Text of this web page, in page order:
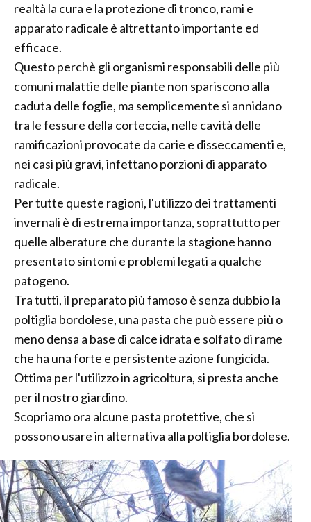
realtà la cura e la protezione di tronco, rami e
apparato radicale è altrettanto importante ed
efficace.
Questo perchè gli organismi responsabili delle più
comuni malattie delle piante non spariscono alla
caduta delle foglie, ma semplicemente si annidano
tra le fessure della corteccia, nelle cavità delle
ramificazioni provocate da carie e disseccamenti e,
nei casi più gravi, infettano porzioni di apparato
radicale.
Per tutte queste ragioni, l'utilizzo dei trattamenti
invernali è di estrema importanza, soprattutto per
quelle alberature che durante la stagione hanno
presentato sintomi e problemi legati a qualche
patogeno.
Tra tutti, il preparato più famoso è senza dubbio la
poltiglia bordolese, una pasta che può essere più o
meno densa a base di calce idrata e solfato di rame
che ha una forte e persistente azione fungicida.
Ottima per l'utilizzo in agricoltura, si presta anche
per il nostro giardino.
Scopriamo ora alcune pasta protettive, che si
possono usare in alternativa alla poltiglia bordolese.